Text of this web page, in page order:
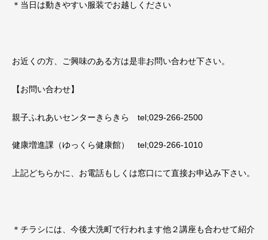
＊当日は動きやすい服装でお越しください
お近くの方、ご興味のある方は是非お問い合わせ下さい。
【お問い合わせ】
親子ふれあいセンターきらきら tel;029-266-2500
健康増進課（ゆっくら健康館） tel;029-266-1010
上記どちらかに、お電話もしくは窓口にて直接お申込み下さい。
＊チラシには、今後大洗町で行われます他２講座も合わせて紹介